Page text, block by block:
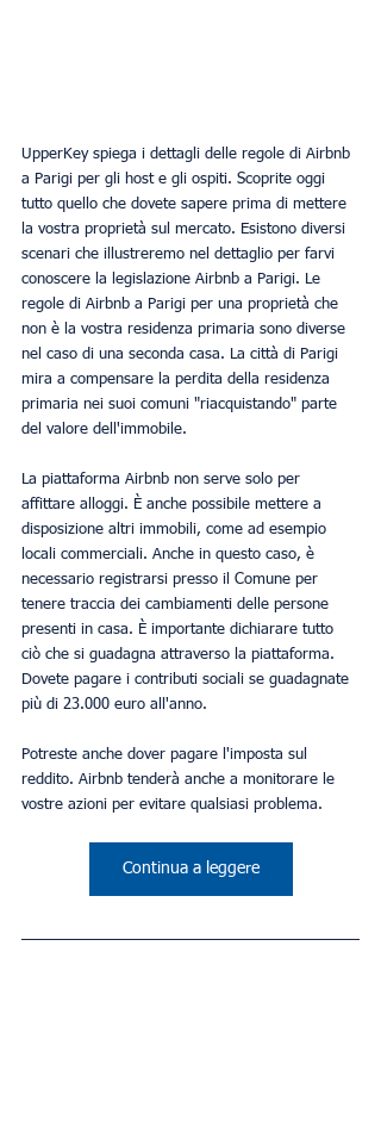
UpperKey spiega i dettagli delle regole di Airbnb
a Parigi per gli host e gli ospiti. Scoprite oggi
tutto quello che dovete sapere prima di mettere
la vostra proprietà sul mercato. Esistono diversi
scenari che illustreremo nel dettaglio per farvi
conoscere la legislazione Airbnb a Parigi. Le
regole di Airbnb a Parigi per una proprietà che
non è la vostra residenza primaria sono diverse
nel caso di una seconda casa. La città di Parigi
mira a compensare la perdita della residenza
primaria nei suoi comuni "riacquistando" parte
del valore dell'immobile.
La piattaforma Airbnb non serve solo per
affittare alloggi. È anche possibile mettere a
disposizione altri immobili, come ad esempio
locali commerciali. Anche in questo caso, è
necessario registrarsi presso il Comune per
tenere traccia dei cambiamenti delle persone
presenti in casa. È importante dichiarare tutto
ciò che si guadagna attraverso la piattaforma.
Dovete pagare i contributi sociali se guadagnate
più di 23.000 euro all'anno.
Potreste anche dover pagare l'imposta sul
reddito. Airbnb tenderà anche a monitorare le
vostre azioni per evitare qualsiasi problema.
Continua a leggere